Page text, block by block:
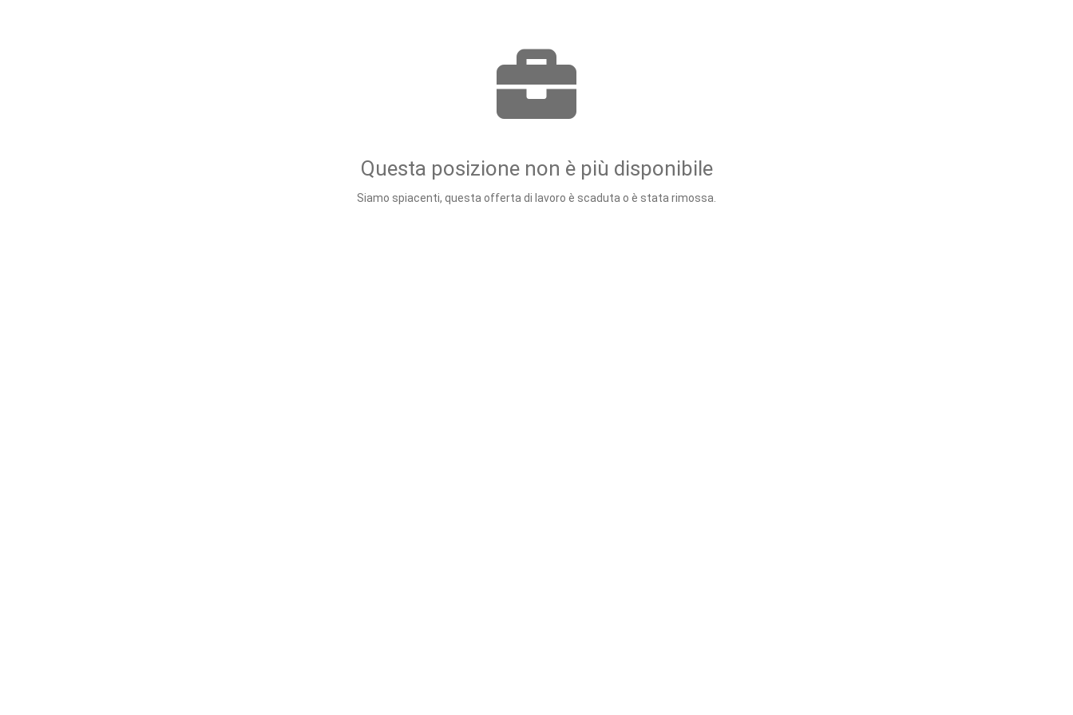
Questa posizione non è più disponibile
Siamo spiacenti, questa offerta di lavoro è scaduta o è stata rimossa.